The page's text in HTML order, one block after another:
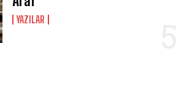
YAZILAR